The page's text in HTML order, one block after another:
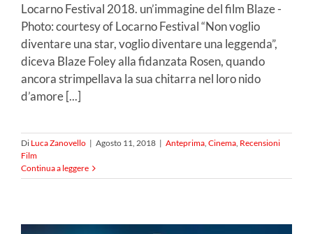
Locarno Festival 2018. un’immagine del film Blaze -
Photo: courtesy of Locarno Festival “Non voglio
diventare una star, voglio diventare una leggenda”,
diceva Blaze Foley alla fidanzata Rosen, quando
ancora strimpellava la sua chitarra nel loro nido
d’amore [...]
Di Luca Zanovello | Agosto 11, 2018 | Anteprima, Cinema, Recensioni
Film
Continua a leggere